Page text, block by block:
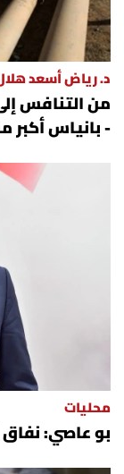
د. رياض أسعد
من التنافس
- بانياس
محليات
بو عاصي: نفاق